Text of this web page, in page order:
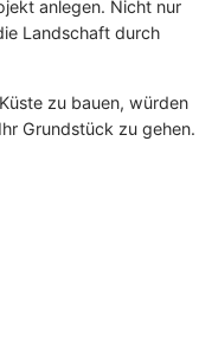
anlegen. Nicht nur
Landschaft durch
zu bauen, würden
Grundstück zu gehen.